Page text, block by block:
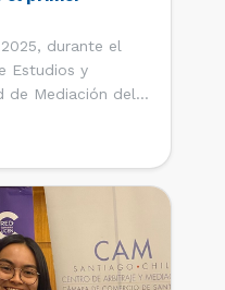
durante el
Estudios y
de Mediación del
la visita de